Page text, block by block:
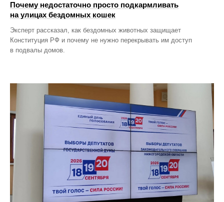
Почему недостаточно просто подкармливать
на улицах бездомных кошек
Эксперт рассказал, как бездомных животных защищает
Конституция РФ и почему не нужно перекрывать им доступ
в подвалы домов.